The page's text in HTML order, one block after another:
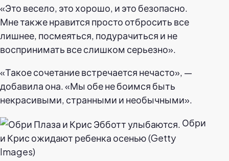
«Это весело, это хорошо, и это безопасно.
Мне также нравится просто отбросить все
лишнее, посмеяться, подурачиться и не
воспринимать все слишком серьезно».
«Такое сочетание встречается нечасто», —
добавила она. «Мы обе не боимся быть
некрасивыми, странными и необычными».
Обри
и Крис ожидают ребенка осенью (Getty
Images)